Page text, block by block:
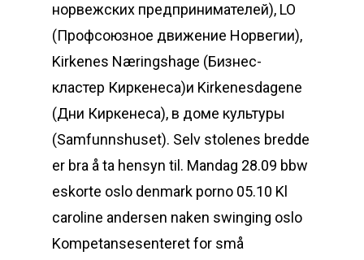
норвежских предпринимателей), LO
(Профсоюзное движение Норвегии),
Kirkenes Næringshage (Бизнес-
кластер Киркенеса)и Kirkenesdagene
(Дни Киркенеса), в доме культуры
(Samfunnshuset). Selv stolenes bredde
er bra å ta hensyn til. Mandag 28.09 bbw
eskorte oslo denmark porno 05.10 Kl
caroline andersen naken swinging oslo
Kompetansesenteret for små